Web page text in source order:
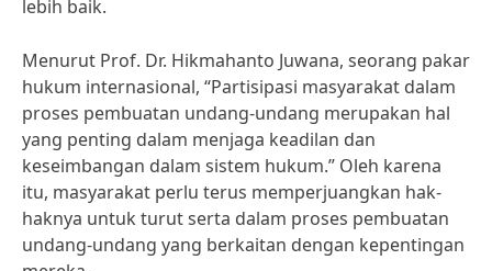
lebih baik.
Menurut Prof. Dr. Hikmahanto Juwana, seorang pakar
hukum internasional, “Partisipasi masyarakat dalam
proses pembuatan undang-undang merupakan hal
yang penting dalam menjaga keadilan dan
keseimbangan dalam sistem hukum.” Oleh karena
itu, masyarakat perlu terus memperjuangkan hak-
haknya untuk turut serta dalam proses pembuatan
undang-undang yang berkaitan dengan kepentingan